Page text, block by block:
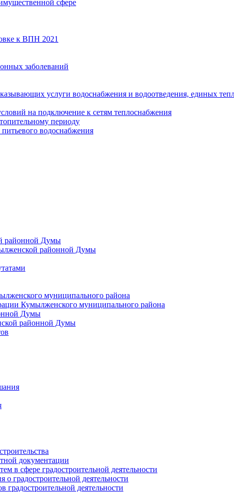
сфере
к ВПН 2021
заболеваний
услуги водоснабжения и водоотведения, единых
на подключение к сетям теплоснабжения
периоду
водоснабжения
районной Думы
районной Думы
муниципального района
Кумылженского муниципального района
Думы
районной Думы
документации
в сфере градостроительной деятельности
градостроительной деятельности
деятельности